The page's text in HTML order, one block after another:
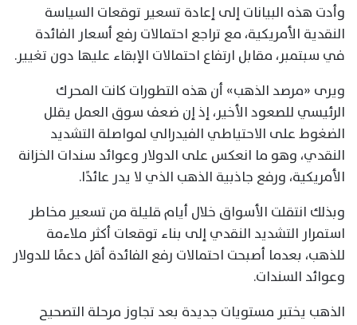
وأدت هذه البيانات إلى إعادة تسعير توقعات السياسة
النقدية الأمريكية، مع تراجع احتمالات رفع أسعار الفائدة
في سبتمبر، مقابل ارتفاع احتمالات الإبقاء عليها دون تغيير.
ويرى «مرصد الذهب» أن هذه التطورات كانت المحرك
الرئيسي للصعود الأخير، إذ إن ضعف سوق العمل يقلل
الضغوط على الاحتياطي الفيدرالي لمواصلة التشديد
النقدي، وهو ما انعكس على الدولار وعوائد سندات الخزانة
الأمريكية، ورفع جاذبية الذهب الذي لا يدر عائدًا.
وبذلك انتقلت الأسواق خلال أيام قليلة من تسعير مخاطر
استمرار التشديد النقدي إلى بناء توقعات أكثر ملاءمة
للذهب، بعدما أصبحت احتمالات رفع الفائدة أقل دعمًا للدولار
وعوائد السندات.
الذهب يختبر مستويات جديدة بعد تجاوز مرحلة التصحيح